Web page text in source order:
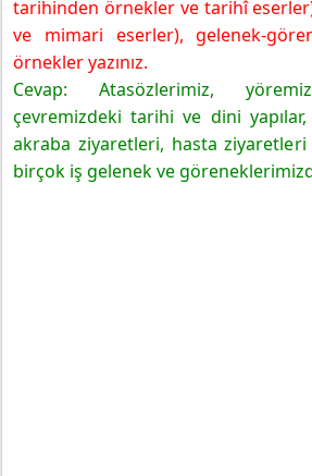
tarihinden örnekler ve tarihî
ve mimari eserler), gelenek-
örnekler yazınız.
Cevap: Atasözlerimiz,
çevremizdeki tarihi ve dini yapılar,
akraba ziyaretleri, hasta ziyaretleri
birçok iş gelenek ve